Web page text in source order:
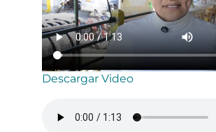
Descargar Video